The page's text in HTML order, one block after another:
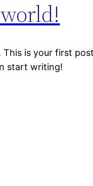
This is your first
start writing!